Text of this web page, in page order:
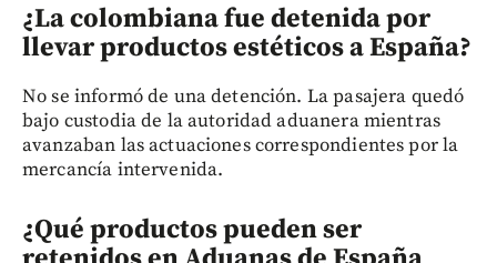
¿La colombiana fue detenida por
llevar productos estéticos a España?
No se informó de una detención. La pasajera quedó
bajo custodia de la autoridad aduanera mientras
avanzaban las actuaciones correspondientes por la
mercancía intervenida.
¿Qué productos pueden ser